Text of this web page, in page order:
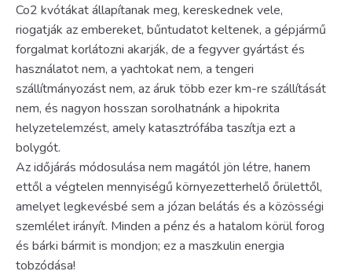
Co2 kvótákat állapítanak meg, kereskednek vele,
riogatják az embereket, bűntudatot keltenek, a gépjármű
forgalmat korlátozni akarják, de a fegyver gyártást és
használatot nem, a yachtokat nem, a tengeri
szállítmányozást nem, az áruk több ezer km-re szállítását
nem, és nagyon hosszan sorolhatnánk a hipokrita
helyzetelemzést, amely katasztrófába taszítja ezt a
bolygót.
Az időjárás módosulása nem magától jön létre, hanem
ettől a végtelen mennyiségű környezetterhelő őrülettől,
amelyet legkevésbé sem a józan belátás és a közösségi
szemlélet irányít. Minden a pénz és a hatalom körül forog
és bárki bármit is mondjon; ez a maszkulin energia
tobzódása!